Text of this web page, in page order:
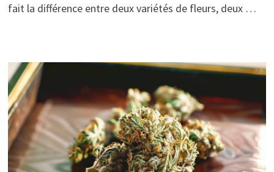
fait la différence entre deux variétés de fleurs, deux …